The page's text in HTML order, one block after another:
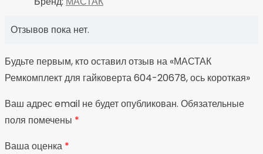
Отзывов пока нет.
Будьте первым, кто оставил отзыв на «МАСТАК
Ремкомплект для гайковерта 604-20678, ось короткая»
Ваш адрес email не будет опубликован. Обязательные
поля помечены *
Ваша оценка *